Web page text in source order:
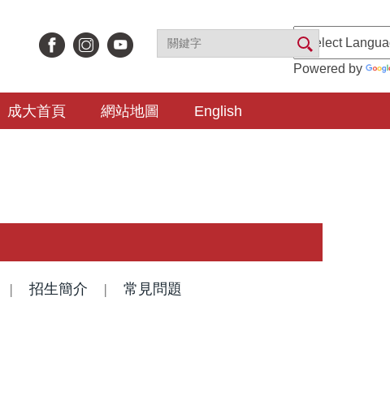
Powered by
成大首頁 網站地圖 English
| 招生簡介 | 常見問題